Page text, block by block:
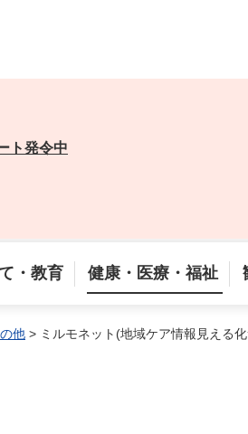
ト発令中
・教育 健康・医療・福祉
他 > ミルモネット(地域ケア情報見える